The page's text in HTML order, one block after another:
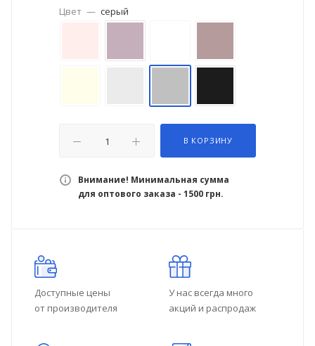
Цвет — серый
В КОРЗИНУ
Внимание! Минимальная сумма
для оптового заказа - 1500 грн.
Доступные цены
от производителя
У нас всегда много
акций и распродаж